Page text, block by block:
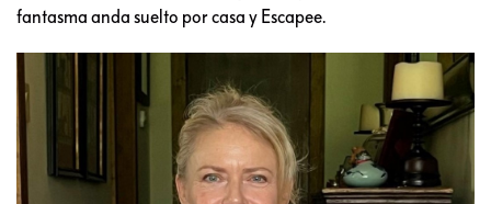
fantasma anda suelto por casa y Escapee.